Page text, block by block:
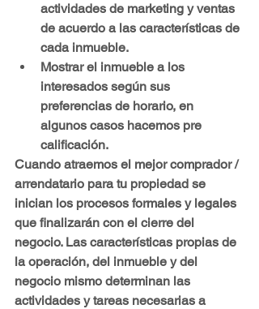
actividades de marketing y ventas
de acuerdo a las características de
cada inmueble.
Mostrar el inmueble a los
interesados según sus
preferencias de horario, en
algunos casos hacemos pre
calificación.
Cuando atraemos el mejor comprador /
arrendatario para tu propiedad se
inician los procesos formales y legales
que finalizarán con el cierre del
negocio. Las características propias de
la operación, del inmueble y del
negocio mismo determinan las
actividades y tareas necesarias a